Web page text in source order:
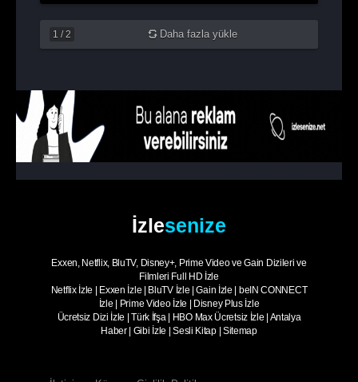
1 / 2 Daha fazla yükle
İzlesenize
Exxen, Netflix, BluTV, Disney+, Prime Video ve Gain Dizileri ve
Filmleri Full HD İzle
Netflix İzle | Exxen İzle | BluTV İzle |Gain İzle | beIN CONNECT
İzle | Prime Video İzle | Disney Plus İzle
Ücretsiz Dizi İzle |Türk İfşa | HBO Max Ücretsiz İzle | Antalya
Haber| Gibi İzle |Sesli Kitap| Sitemap